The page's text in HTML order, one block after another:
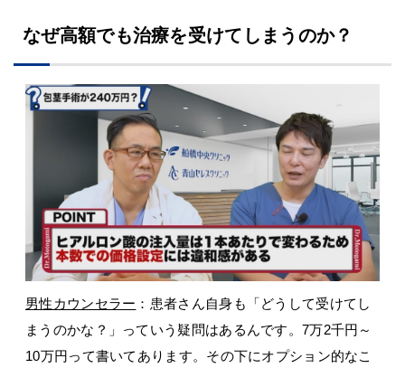
なぜ高額でも治療を受けてしまうのか？
男性カウンセラー ：患者さん自身も「どうして受けてし
まうのかな？」っていう疑問はあるんです。7万2千円～
10万円って書いてあります。その下にオプション的なこ